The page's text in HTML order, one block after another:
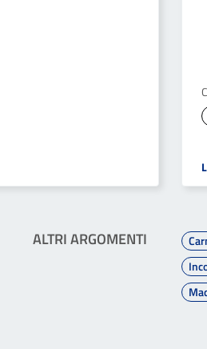
ALTRI ARGOMENTI